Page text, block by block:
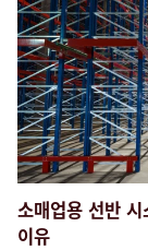
소매업용 선반
이유